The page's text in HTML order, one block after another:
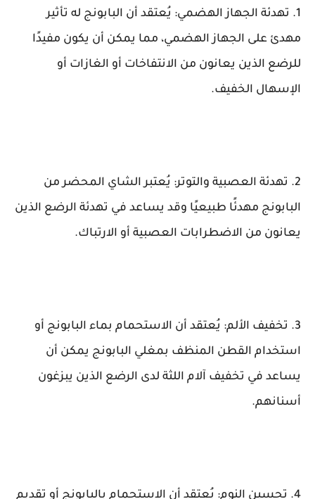
1. تهدئة الجهاز الهضمي: يُعتقد أن البابونج له تأثير
مهدئ على الجهاز الهضمي، مما يمكن أن يكون مفيدًا
للرضع الذين يعانون من الانتفاخات أو الغازات أو
الإسهال الخفيف.
2. تهدئة العصبية والتوتر: يُعتبر الشاي المحضر من
البابونج مهدئًا طبيعيًا وقد يساعد في تهدئة الرضع الذين
يعانون من الاضطرابات العصبية أو الارتباك.
3. تخفيف الألم: يُعتقد أن الاستحمام بماء البابونج أو
استخدام القطن المنظف بمغلي البابونج يمكن أن
يساعد في تخفيف آلام اللثة لدى الرضع الذين يبزغون
أسنانهم.
4. تحسين النوم: يُعتقد أن الاستحمام بالبابونج أو تقديم